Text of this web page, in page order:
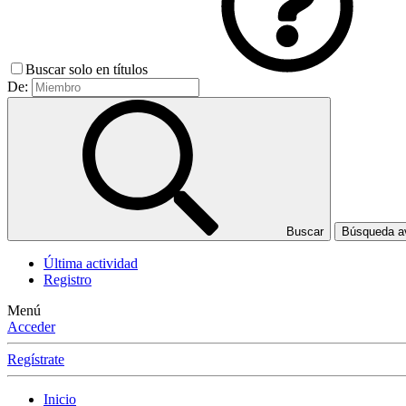
Buscar solo en títulos
De:
Buscar Búsqueda
Última actividad
Registro
Menú
Acceder
Regístrate
Inicio